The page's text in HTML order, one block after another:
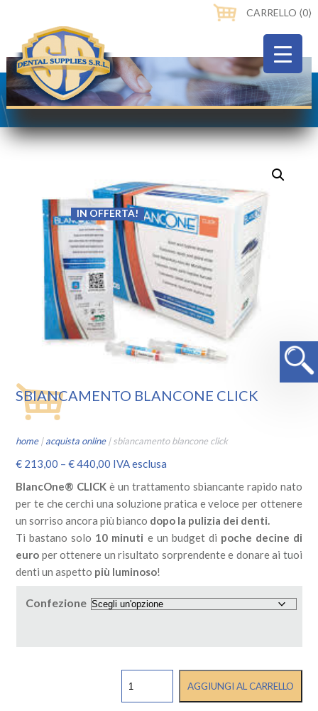
CARRELLO ⟨0⟩
IN OFFERTA!
SBIANCAMENTO BLANCONE CLICK
home|acquista online| sbiancamento blancone click
€ 213,00 –€440,00 IVA esclusa
BlancOne® CLICK è un trattamento sbiancante rapido nato
per te che cerchi una soluzione pratica e veloce per ottenere
un sorriso ancora più bianco dopo la pulizia dei denti.
Ti bastano solo 10 minuti e un budget di poche decine di
euro per ottenere un risultato sorprendente e donare ai tuoi
denti un aspetto più luminoso!
Confezione
SBIANCAMENTO
BLANCONE
CLICK
AGGIUNGI AL CARRELLO